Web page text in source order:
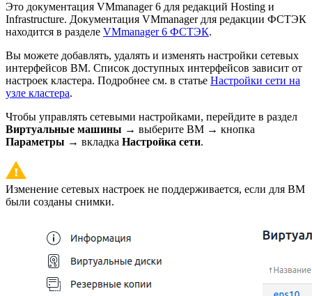
Это документация VMmanager 6 для редакций Hosting и
Infrastructure. Документация VMmanager для редакции ФСТЭК
находится в разделе VMmanager 6 ФСТЭК.
Вы можете добавлять, удалять и изменять настройки сетевых
интерфейсов ВМ. Список доступных интерфейсов зависит от
настроек кластера. Подробнее см. в статье Настройки сети на
узле кластера.
Чтобы управлять сетевыми настройками, перейдите в раздел
Виртуальные машины → выберите ВМ → кнопка
Параметры → вкладка Настройка сети.
Изменение сетевых настроек не поддерживается, если для ВМ
были созданы снимки.